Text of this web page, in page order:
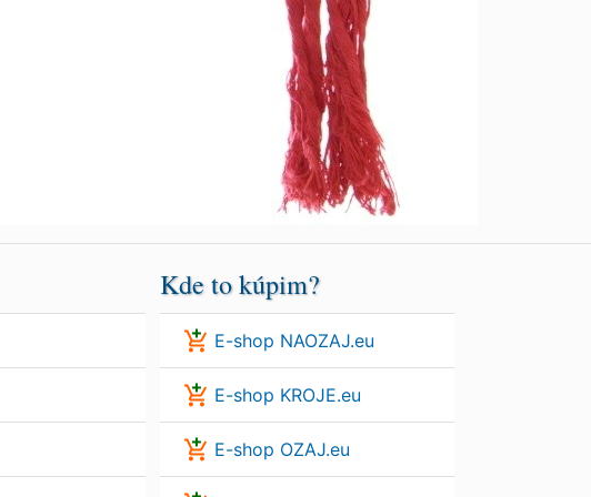
Kde to kúpim?
E-shop NAOZAJ.eu
E-shop KROJE.eu
E-shop OZAJ.eu